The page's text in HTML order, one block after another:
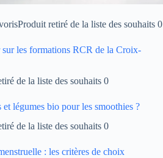
retiré de la liste des souhaits 0
sur les formations RCR de la Croix-
de la liste des souhaits 0
légumes bio pour les smoothies ?
de la liste des souhaits 0
: les critères de choix